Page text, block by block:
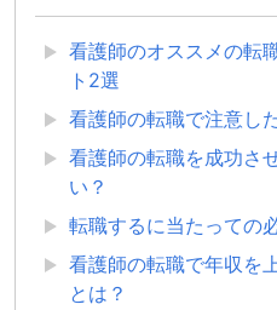
看護師のオススメの転
ト2選
看護師の転職で注意し
看護師の転職を成功さ
い？
転職するに当たっての
看護師の転職で年収を
とは？